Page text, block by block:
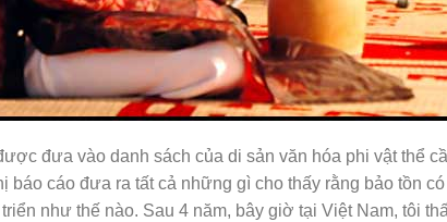
đưa vào danh sách của di sản văn hóa phi vật thể
báo cáo đưa ra tất cả những gì cho thấy rằng bảo tồn
như thế nào. Sau 4 năm, bây giờ tại Việt Nam, tôi